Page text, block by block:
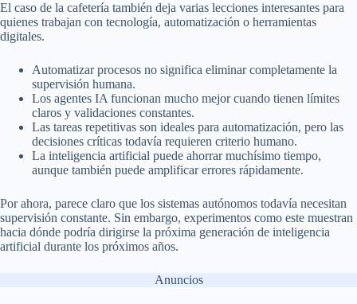
El caso de la cafetería también deja varias lecciones interesantes para
quienes trabajan con tecnología, automatización o herramientas
digitales.
Automatizar procesos no significa eliminar completamente la
supervisión humana.
Los agentes IA funcionan mucho mejor cuando tienen límites
claros y validaciones constantes.
Las tareas repetitivas son ideales para automatización, pero las
decisiones críticas todavía requieren criterio humano.
La inteligencia artificial puede ahorrar muchísimo tiempo,
aunque también puede amplificar errores rápidamente.
Por ahora, parece claro que los sistemas autónomos todavía necesitan
supervisión constante. Sin embargo, experimentos como este muestran
hacia dónde podría dirigirse la próxima generación de inteligencia
artificial durante los próximos años.
Anuncios